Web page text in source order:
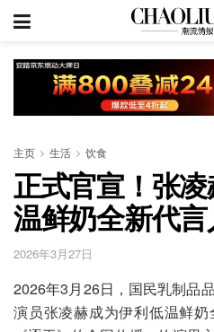
主页 生活 饮食
正式官宣！张
温鲜奶全新代
2026年3月27日
2026年3月26日，国民乳制品
演员张凌赫成为伊利低温鲜